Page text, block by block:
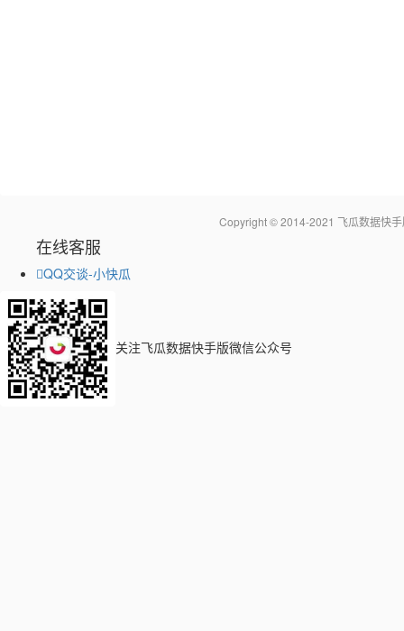
Copyright © 2014-2021 飞瓜数据快
在线客服
QQ交谈-小快瓜
关注飞瓜数据快手版微信公众号